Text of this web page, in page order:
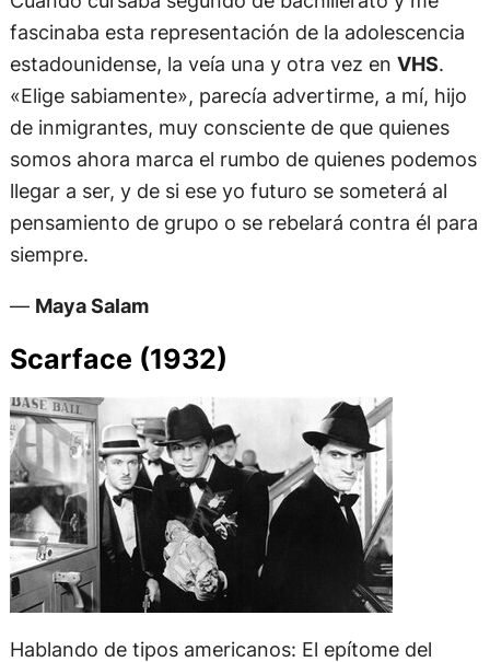
fascinaba esta representación de la adolescencia
estadounidense, la veía una y otra vez en VHS.
«Elige sabiamente», parecía advertirme, a mí, hijo
de inmigrantes, muy consciente de que quienes
somos ahora marca el rumbo de quienes podemos
llegar a ser, y de si ese yo futuro se someterá al
pensamiento de grupo o se rebelará contra él para
siempre.
— Maya Salam
Scarface (1932)
Hablando de tipos americanos: El epítome del